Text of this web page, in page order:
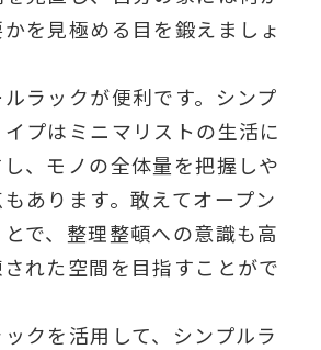
を見極める目を鍛えましょ
ラックが便利です。シンプ
プはミニマリストの生活に
、モノの全体量を把握しや
あります。敢えてオープン
で、整理整頓への意識も高
れた空間を目指すことがで
クを活用して、シンプルラ